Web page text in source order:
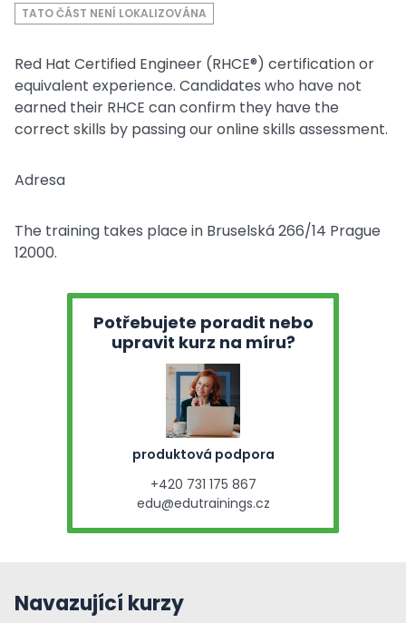
TATO ČÁST NENÍ LOKALIZOVÁNA
Red Hat Certified Engineer (RHCE®) certification or
equivalent experience. Candidates who have not
earned their RHCE can confirm they have the
correct skills by passing our online skills assessment.
Adresa
The training takes place in Bruselská 266/14 Prague
12000.
Potřebujete poradit nebo
upravit kurz na míru?
produktová podpora
+420 731 175 867
edu@edutrainings.cz
Navazující kurzy